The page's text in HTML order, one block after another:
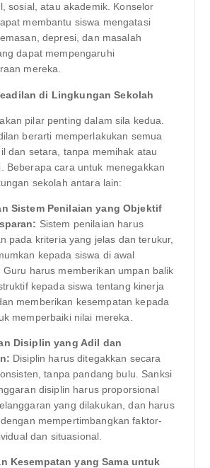
sosial, atau akademik. Konselor
membantu siswa mengatasi
depresi, dan masalah
dapat mempengaruhi
mereka.
di Lingkungan Sekolah
pilar penting dalam sila kedua.
berarti memperlakukan semua
dan setara, tanpa memihak atau
Beberapa cara untuk menegakkan
sekolah antara lain:
Sistem Penilaian yang Objektif
Sistem penilaian harus
pada kriteria yang jelas dan terukur,
kepada siswa di awal
Guru harus memberikan umpan balik
kepada siswa tentang kinerja
memberikan kesempatan kepada
memperbaiki nilai mereka.
Disiplin yang Adil dan
Disiplin harus ditegakkan secara
tanpa pandang bulu. Sanksi
disiplin harus proporsional
yang dilakukan, dan harus
mempertimbangkan faktor-
dan situasional.
Kesempatan yang Sama untuk